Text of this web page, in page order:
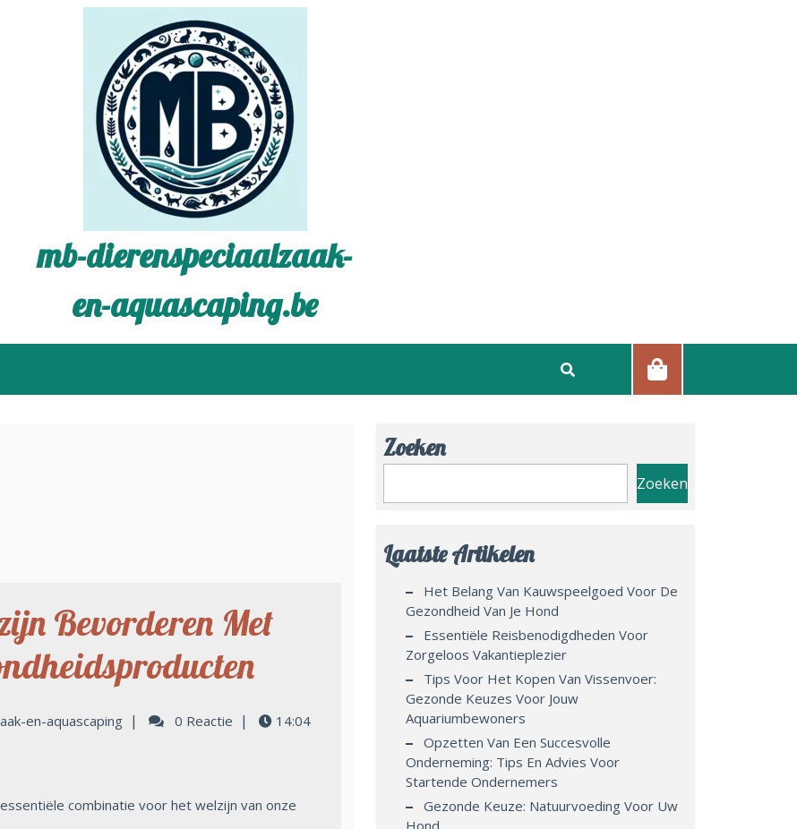
mb-dierenspeciaalzaak-
en-aquascaping.be
Bevorderen Met
en-aquascaping | 0 Reactie | 14:04
combinatie voor het welzijn van onze
Zoeken
Zoeken
Laatste Artikelen
Het Belang Van Kauwspeelgoed Voor De
Gezondheid Van Je Hond
Essentiële Reisbenodigdheden Voor
Zorgeloos Vakantieplezier
Tips Voor Het Kopen Van Vissenvoer:
Gezonde Keuzes Voor Jouw
Aquariumbewoners
Opzetten Van Een Succesvolle
Onderneming: Tips En Advies Voor
Startende Ondernemers
Gezonde Keuze: Natuurvoeding Voor Uw
Hond